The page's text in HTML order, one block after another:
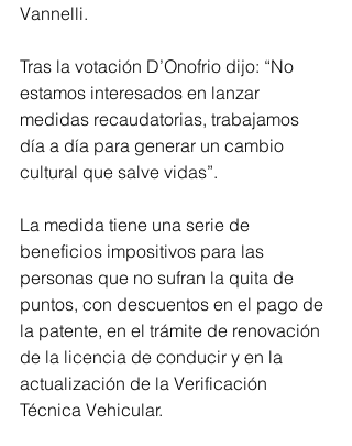
Vannelli.
Tras la votación D’Onofrio dijo: “No
estamos interesados en lanzar
medidas recaudatorias, trabajamos
día a día para generar un cambio
cultural que salve vidas”.
La medida tiene una serie de
beneficios impositivos para las
personas que no sufran la quita de
puntos, con descuentos en el pago de
la patente, en el trámite de renovación
de la licencia de conducir y en la
actualización de la Verificación
Técnica Vehicular.